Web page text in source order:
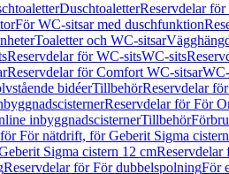
DuschtoaletterReservdelar
För WC-sitsar med duschfunktion
Toaletter och WC-sitsar
Reservdelar för WC-sitsWC-sits
Reservdelar för Comfort WC-sitsar
bidéerTillbehörReservdelar
Reservdelar för För
inbyggnadscisternerTillbehör
För nätdrift, för Geberit Sigma
Sigma cistern 12 cmReservdelar
Reservdelar för För dubbelspolningFör